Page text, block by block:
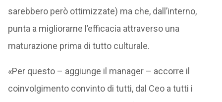
sarebbero però ottimizzate) ma che, dall’interno,
punta a migliorarne l’efficacia attraverso una
maturazione prima di tutto culturale.
«Per questo – aggiunge il manager – accorre il
coinvolgimento convinto di tutti, dal Ceo a tutti i